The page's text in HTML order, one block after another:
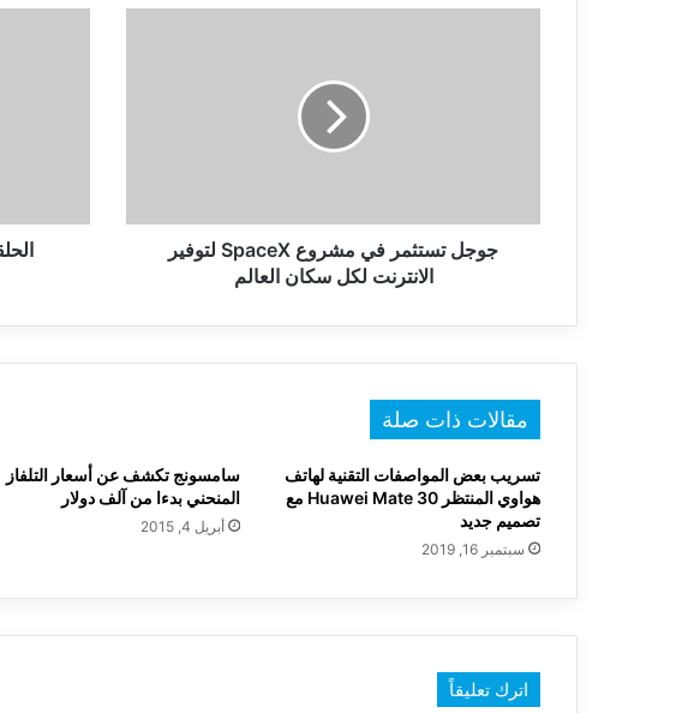
سكان
جوجل تستثمر في مشروع SpaceX لتوفير
الانترنت لكل سكان العالم
TP-
مقالات ذات صلة
تسريب بعض المواصفات التقنية لهاتف
هواوي المنتظر Huawei Mate 30 مع
تصميم جديد
سبتمبر 16, 2019
سامسونج تكشف عن أسعار التلفاز
المنحني بدءا من آلف دولار
أبريل 4, 2015
اترك تعليقاً